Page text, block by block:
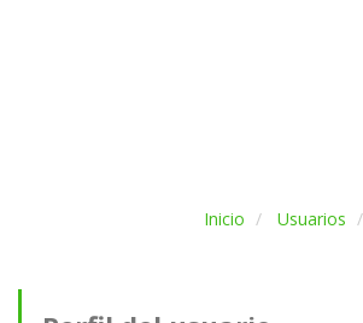
Inicio Usuarios